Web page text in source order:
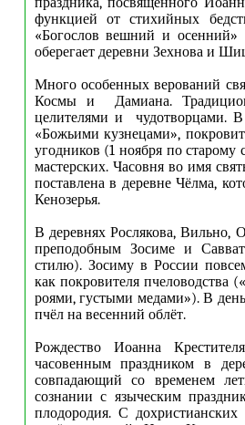
функцией от стихийных
«Богослов вешний и
оберегает деревни Зехнова и
Много особенных верований
Космы и Дамиана.
целителями и чудотворцами. В
«Божьими кузнецами»,
угодников (1 ноября по
мастерских. Часовня во имя
поставлена в деревне Чёлма,
Кенозерья.
В деревнях Рослякова, Вильно,
преподобным Зосиме и
стилю). Зосиму в России
как покровителя пчеловодства
роями, густыми медами»). В
пчёл на весенний облёт.
Рождество Иоанна
часовенным праздником в
совпадающий со временем
сознании с языческим
плодородия. С